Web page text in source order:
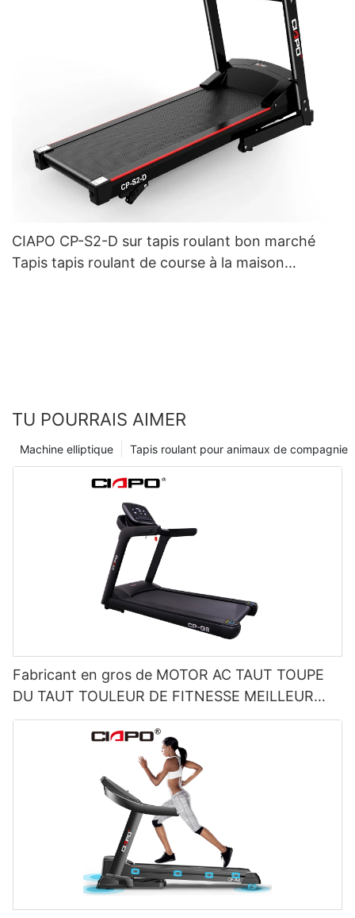
CIAPO CP-S2-D sur tapis roulant bon marché
Tapis tapis roulant de course à la maison
TU POURRAIS AIMER
Tapis roulant pour animaux de compagnie
Machine elliptique
Fabricant en gros de MOTOR AC TAUT TOUPE
DU TAUT TOULEUR DE FITNESSE MEILLEUR
TOUTEUR COMMERCIAL